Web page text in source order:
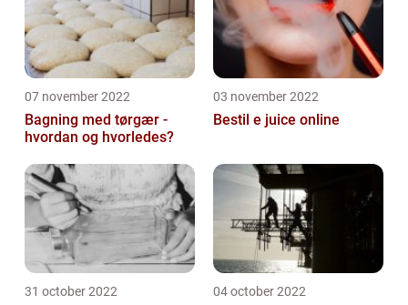
07 november 2022
Bagning med tørgær -
hvordan og hvorledes?
03 november 2022
Bestil e juice online
31 october 2022 04 october 2022